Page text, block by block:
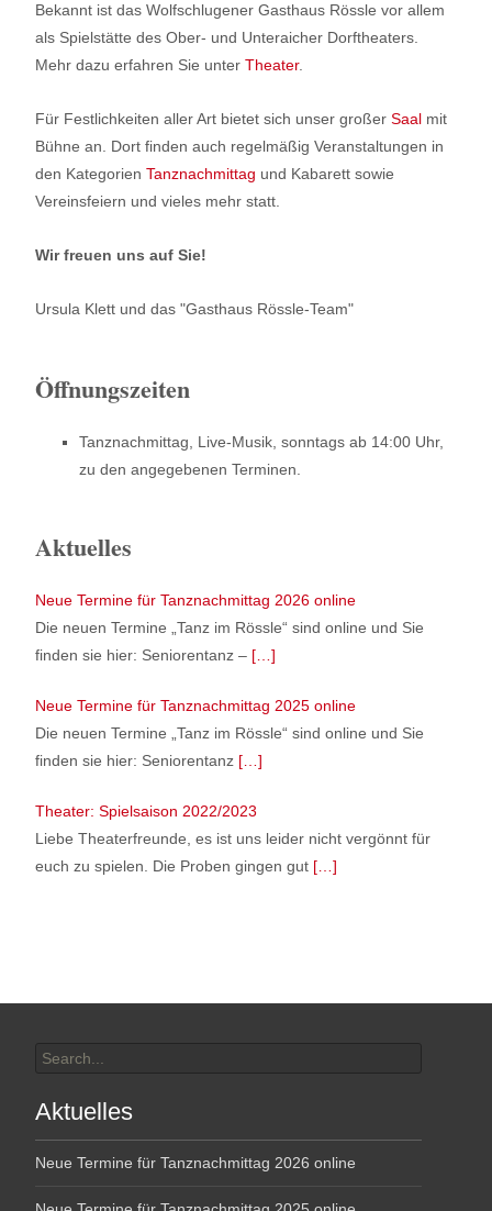
Bekannt ist das Wolfschlugener Gasthaus Rössle vor allem
als Spielstätte des Ober- und Unteraicher Dorftheaters.
Mehr dazu erfahren Sie unter Theater.
Für Festlichkeiten aller Art bietet sich unser großer Saal mit
Bühne an. Dort finden auch regelmäßig Veranstaltungen in
den Kategorien Tanznachmittag und Kabarett sowie
Vereinsfeiern und vieles mehr statt.
Wir freuen uns auf Sie!
Ursula Klett und das "Gasthaus Rössle-Team"
Öffnungszeiten
Tanznachmittag, Live-Musik, sonntags ab 14:00 Uhr,
zu den angegebenen Terminen.
Aktuelles
Neue Termine für Tanznachmittag 2026 online
Die neuen Termine „Tanz im Rössle“ sind online und Sie
finden sie hier: Seniorentanz – […]
Neue Termine für Tanznachmittag 2025 online
Die neuen Termine „Tanz im Rössle“ sind online und Sie
finden sie hier: Seniorentanz […]
Theater: Spielsaison 2022/2023
Liebe Theaterfreunde, es ist uns leider nicht vergönnt für
euch zu spielen. Die Proben gingen gut […]
for:
Aktuelles
Neue Termine für Tanznachmittag 2026 online